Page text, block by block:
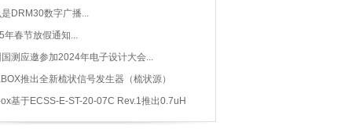
DRM30数字广播...
年春节放假通知...
测应邀参加2024年电子设计大会...
推出全新梳状信号发生器（梳状源）
基于ECSS-E-ST-20-07C Rev.1推出0.7uH